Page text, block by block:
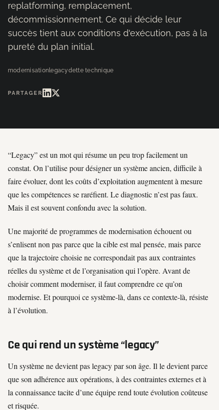
replatforming, remplacement,
décommissionnement. Ce qui décide leur
succès tient aux conditions d'exécution, pas à la
pureté du plan initial.
modernisationlegacydette technique
PARTAGER
“Legacy” est un mot qui résume un peu trop facilement un
constat. On l’utilise pour désigner un système ancien, difficile à
faire évoluer, dont les coûts d’exploitation augmentent à mesure
que les compétences se raréfient. Le diagnostic n’est pas faux.
Mais il est souvent confondu avec la solution.
Une majorité de programmes de modernisation échouent ou
s’enlisent non pas parce que la cible est mal pensée, mais parce
que la trajectoire choisie ne correspondait pas aux contraintes
réelles du système et de l’organisation qui l’opère. Avant de
choisir comment moderniser, il faut comprendre ce qu’on
modernise. Et pourquoi ce système-là, dans ce contexte-là, résiste
à l’évolution.
Ce qui rend un système “legacy”
Un système ne devient pas legacy par son âge. Il le devient parce
que son adhérence aux opérations, à des contraintes externes et à
la connaissance tacite d’une équipe rend toute évolution coûteuse
et risquée.